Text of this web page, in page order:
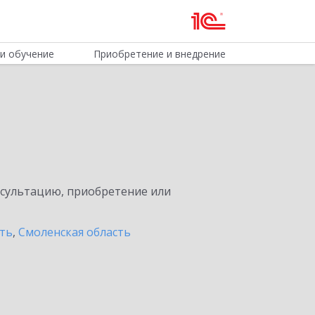
обучение Приобретение и внедрение
приобретение или
, Смоленская область